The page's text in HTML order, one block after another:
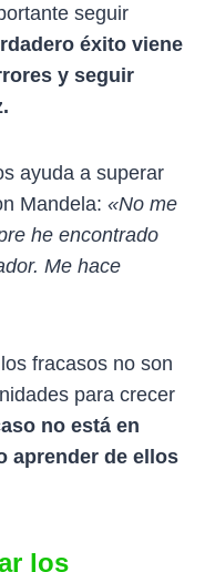
seguir
éxito viene
y seguir
ayuda a superar
Mandela: «No me
he encontrado
Me hace
fracasos no son
para crecer
no está en
aprender de ellos
los